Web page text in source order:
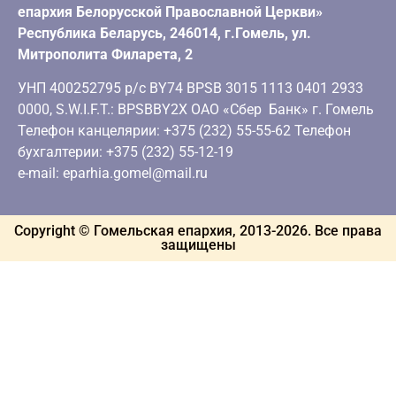
епархия Белорусской Православной Церкви»
Республика Беларусь, 246014, г.Гомель, ул.
Митрополита Филарета, 2
УНП 400252795 р/с BY74 BPSB 3015 1113 0401 2933
0000, S.W.I.F.T.: BPSBBY2X ОАО «Сбер Банк» г. Гомель
Телефон канцелярии: +375 (232) 55-55-62 Телефон
бухгалтерии: +375 (232) 55-12-19
e-mail: eparhia.gomel@mail.ru
Copyright © Гомельская епархия, 2013-2026. Все права
защищены